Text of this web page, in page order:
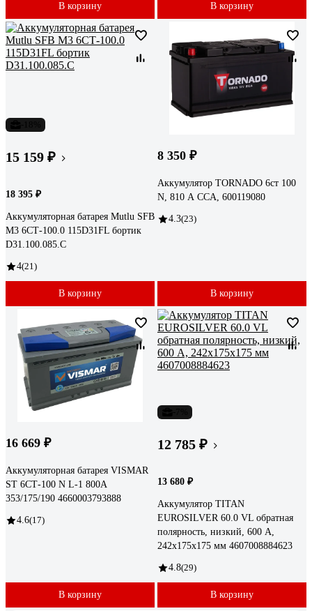
В корзину В корзину
15 159 ₽
18 395 ₽
Аккумуляторная батарея Mutlu SFB
M3 6СТ-100.0 115D31FL бортик
D31.100.085.C
4(21)
В корзину
8 350 ₽
Аккумулятор TORNADO 6ст 100
N, 810 А CCA, 600119080
4.3(23)
В корзину
16 669 ₽
Аккумуляторная батарея VISMAR
ST 6СТ-100 N L-1 800A
353/175/190 4660003793888
4.6(17)
В корзину
12 785 ₽
13 680 ₽
Аккумулятор TITAN
EUROSILVER 60.0 VL обратная
полярность, низкий, 600 А,
242x175x175 мм 4607008884623
4.8(29)
В корзину